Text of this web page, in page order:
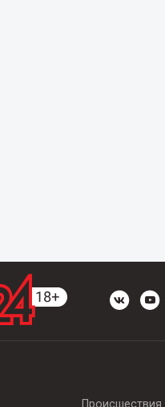
Происшествия